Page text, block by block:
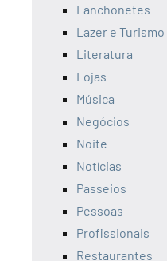
Lanchonetes
Lazer e Turismo
Literatura
Lojas
Música
Negócios
Noite
Notícias
Passeios
Pessoas
Profissionais
Restaurantes